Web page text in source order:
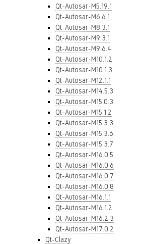
Qt-Autosar-M5.19.1
Qt-Autosar-M6.6.1
Qt-Autosar-M8.3.1
Qt-Autosar-M9.3.1
Qt-Autosar-M9.6.4
Qt-Autosar-M10.1.2
Qt-Autosar-M10.1.3
Qt-Autosar-M12.1.1
Qt-Autosar-M14.5.3
Qt-Autosar-M15.0.3
Qt-Autosar-M15.1.2
Qt-Autosar-M15.3.3
Qt-Autosar-M15.3.6
Qt-Autosar-M15.3.7
Qt-Autosar-M16.0.5
Qt-Autosar-M16.0.6
Qt-Autosar-M16.0.7
Qt-Autosar-M16.0.8
Qt-Autosar-M16.1.1
Qt-Autosar-M16.1.2
Qt-Autosar-M16.2.3
Qt-Autosar-M17.0.2
Qt-Clazy